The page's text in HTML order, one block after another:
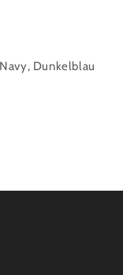
Dunkelblau